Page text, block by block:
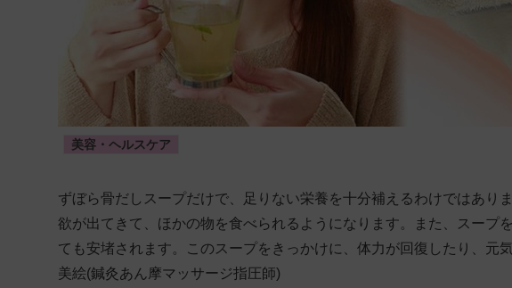
美容・ヘルスケア
ずぼら骨だしスープだけで、足りない栄養を十分補えるわけではあり
欲が出てきて、ほかの物を食べられるようになります。また、スープ
ても安堵されます。このスープをきっかけに、体力が回復したり、元
美絵(鍼灸あん摩マッサージ指圧師)